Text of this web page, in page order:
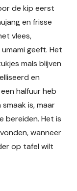
de kip eerst
en frisse
vlees,
geeft. Het
mals blijven
en
halfuur heb
is, maar
bereiden. Het is
wanneer
op tafel wilt